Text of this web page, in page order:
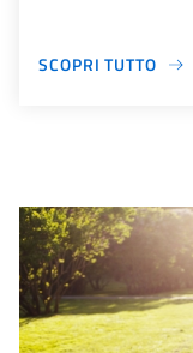
SCOPRI TUTTO